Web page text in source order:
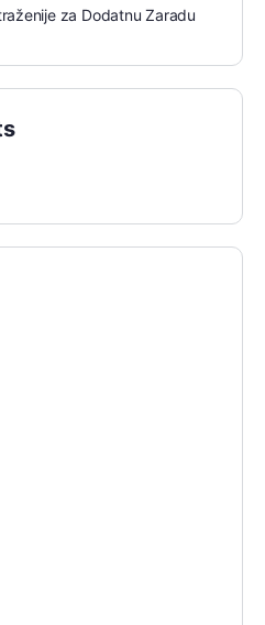
za Dodatnu Zaradu